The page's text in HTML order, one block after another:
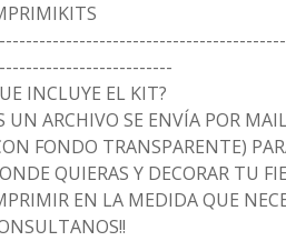
INCLUYE EL KIT?
UN ARCHIVO SE ENVÍA POR
FONDO TRANSPARENTE)
QUIERAS Y DECORAR TU
EN LA MEDIDA QUE